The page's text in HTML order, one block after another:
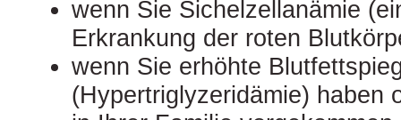
wenn Sie Sichelzellanämie
Erkrankung der roten
wenn Sie erhöhte
(Hypertriglyzeridämie) haben